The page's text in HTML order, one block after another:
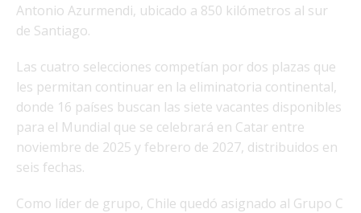
Antonio Azurmendi, ubicado a 850 kilómetros al sur
de Santiago.
Las cuatro selecciones competían por dos plazas que
les permitan continuar en la eliminatoria continental,
donde 16 países buscan las siete vacantes disponibles
para el Mundial que se celebrará en Catar entre
noviembre de 2025 y febrero de 2027, distribuidos en
seis fechas.
Como líder de grupo, Chile quedó asignado al Grupo C